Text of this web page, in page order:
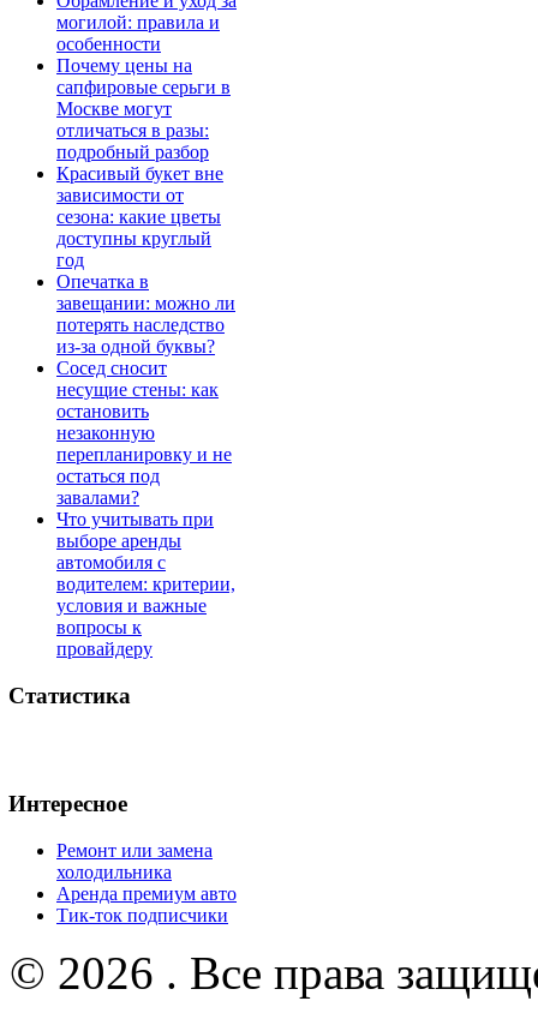
могилой: правила и
особенности
Почему цены на
сапфировые серьги в
Москве могут
отличаться в разы:
подробный разбор
Красивый букет вне
зависимости от
сезона: какие цветы
доступны круглый
год
Опечатка в
завещании: можно ли
потерять наследство
из-за одной буквы?
Сосед сносит
несущие стены: как
остановить
незаконную
перепланировку и не
остаться под
завалами?
Что учитывать при
выборе аренды
автомобиля с
водителем: критерии,
условия и важные
вопросы к
провайдеру
Статистика
Интересное
Ремонт или замена
холодильника
Аренда премиум авто
Тик-ток подписчики
© 2026 . Все права